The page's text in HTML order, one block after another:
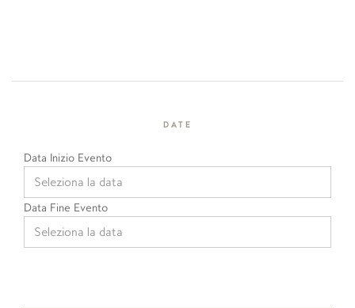
DATE
Data Inizio Evento
Data Fine Evento